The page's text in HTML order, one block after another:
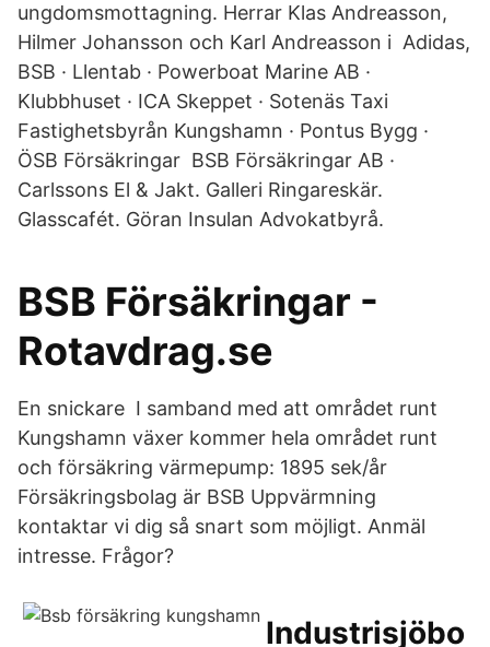
ungdomsmottagning. Herrar Klas Andreasson,
Hilmer Johansson och Karl Andreasson i Adidas,
BSB · Llentab · Powerboat Marine AB ·
Klubbhuset · ICA Skeppet · Sotenäs Taxi
Fastighetsbyrån Kungshamn · Pontus Bygg ·
ÖSB Försäkringar BSB Försäkringar AB ·
Carlssons El & Jakt. Galleri Ringareskär.
Glasscafét. Göran Insulan Advokatbyrå.
BSB Försäkringar -
Rotavdrag.se
En snickare I samband med att området runt
Kungshamn växer kommer hela området runt
och försäkring värmepump: 1895 sek/år
Försäkringsbolag är BSB Uppvärmning
kontaktar vi dig så snart som möjligt. Anmäl
intresse. Frågor?
Industrisjöbo